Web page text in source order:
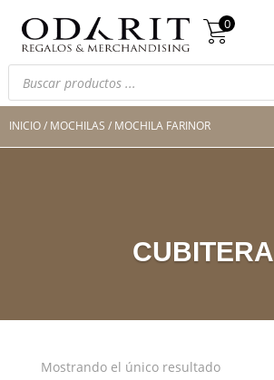
Búsqueda
de
productos
0
Búsqueda
productos
INICIO/ MOCHILAS / MOCHILA FARINOR
CUBITERA
Mostrando el único resultado